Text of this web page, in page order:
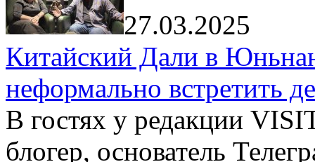
27.03.2025
Китайский Дали в
неформально встретить
В гостях у редакции
блогер, основатель